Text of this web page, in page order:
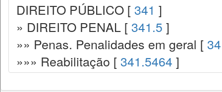
DIREITO PÚBLICO [ 341 ]
» DIREITO PENAL [ 341.5 ]
»» Penas. Penalidades em geral [
»»» Reabilitação [ 341.5464 ]